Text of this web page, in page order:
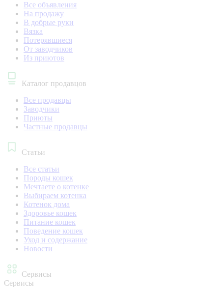
Все объявления
На продажу
В добрые руки
Вязка
Потерявшиеся
От заводчиков
Из приютов
Каталог продавцов
Все продавцы
Заводчики
Приюты
Частные продавцы
Статьи
Все статьи
Породы кошек
Мечтаете о котенке
Выбираем котенка
Котенок дома
Здоровье кошек
Питание кошек
Поведение кошек
Уход и содержание
Новости
Сервисы
Сервисы